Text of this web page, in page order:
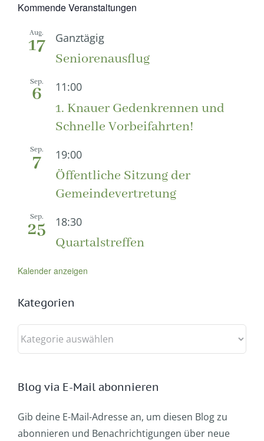
Kommende Veranstaltungen
Aug.
17 Ganztägig
Seniorenausflug
Sep.
6 11:00
1. Knauer Gedenkrennen und
Schnelle Vorbeifahrten!
Sep.
7 19:00
Öffentliche Sitzung der
Gemeindevertretung
Sep.
25 18:30
Quartalstreffen
Kalender anzeigen
Kategorien
Kategorien
Blog via E-Mail abonnieren
Gib deine E-Mail-Adresse an, um diesen Blog zu
abonnieren und Benachrichtigungen über neue